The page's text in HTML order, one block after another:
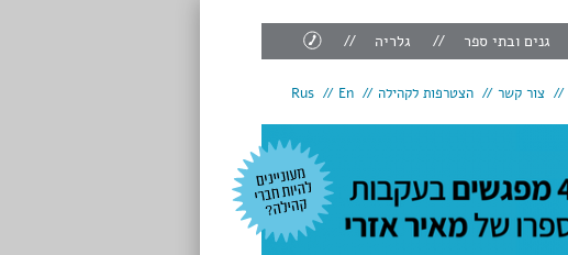
גנים ובתי ספר גלריה
צור
קשר
צור קשר הצטרפות לקהילה En
Rus